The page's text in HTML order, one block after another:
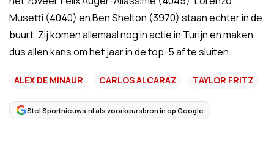
Musetti (4040) en Ben Shelton (3970) staan echter in de
buurt. Zij komen allemaal nog in actie in Turijn en maken
dus allen kans om het jaar in de top-5 af te sluiten.
ALEX DE MINAUR CARLOS ALCARAZ TAYLOR FRITZ
Stel Sportnieuws.nl als voorkeursbron in op Google